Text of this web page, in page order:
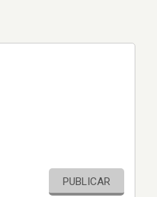
PUBLICAR